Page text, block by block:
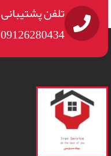
تلفن پشتیبانی
09126280434